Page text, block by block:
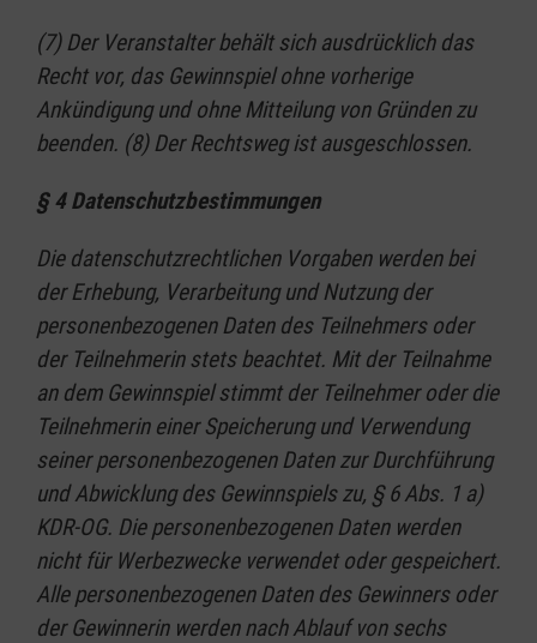
(7) Der Veranstalter behält sich ausdrücklich das
Recht vor, das Gewinnspiel ohne vorherige
Ankündigung und ohne Mitteilung von Gründen zu
beenden. (8) Der Rechtsweg ist ausgeschlossen.
§ 4 Datenschutzbestimmungen
Die datenschutzrechtlichen Vorgaben werden bei
der Erhebung, Verarbeitung und Nutzung der
personenbezogenen Daten des Teilnehmers oder
der Teilnehmerin stets beachtet. Mit der Teilnahme
an dem Gewinnspiel stimmt der Teilnehmer oder die
Teilnehmerin einer Speicherung und Verwendung
seiner personenbezogenen Daten zur Durchführung
und Abwicklung des Gewinnspiels zu, § 6 Abs. 1 a)
KDR-OG. Die personenbezogenen Daten werden
nicht für Werbezwecke verwendet oder gespeichert.
Alle personenbezogenen Daten des Gewinners oder
der Gewinnerin werden nach Ablauf von sechs